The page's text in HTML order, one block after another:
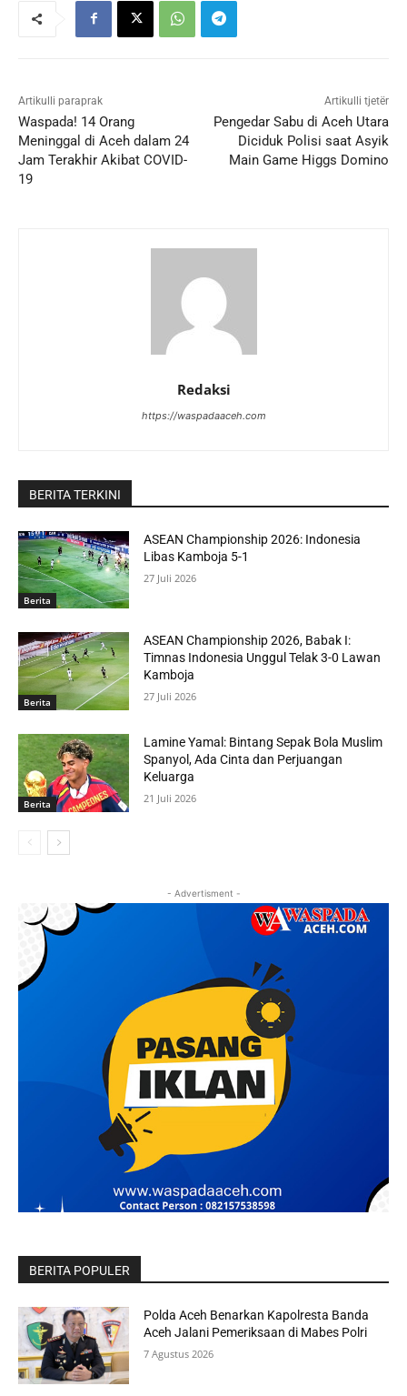
Artikulli paraprak
Waspada! 14 Orang
Meninggal di Aceh dalam 24
Jam Terakhir Akibat COVID-
19
Artikulli tjetër
Pengedar Sabu di Aceh Utara
Diciduk Polisi saat Asyik
Main Game Higgs Domino
Redaksi
https://waspadaaceh.com
BERITA TERKINI
Berita
ASEAN Championship 2026: Indonesia
Libas Kamboja 5-1
27 Juli 2026
Berita
ASEAN Championship 2026, Babak I:
Timnas Indonesia Unggul Telak 3-0 Lawan
Kamboja
27 Juli 2026
Berita
Lamine Yamal: Bintang Sepak Bola Muslim
Spanyol, Ada Cinta dan Perjuangan
Keluarga
21 Juli 2026
- Advertisment -
BERITA POPULER
Polda Aceh Benarkan Kapolresta Banda
Aceh Jalani Pemeriksaan di Mabes Polri
7 Agustus 2026